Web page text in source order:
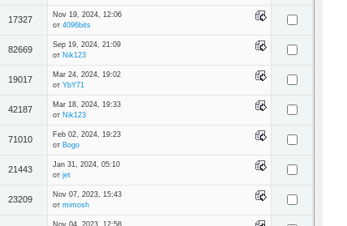
17327
Nov 19, 2024, 12:06
от 4096bits
82669
Sep 19, 2024, 21:09
от Nik123
19017
Mar 24, 2024, 19:02
от YbY71
42187
Mar 18, 2024, 19:33
от Nik123
71010
Feb 02, 2024, 19:23
от Bogo
21443
Jan 31, 2024, 05:10
от jet
23209
Nov 07, 2023, 15:43
от mimosh
Nov 04, 2023, 12:58